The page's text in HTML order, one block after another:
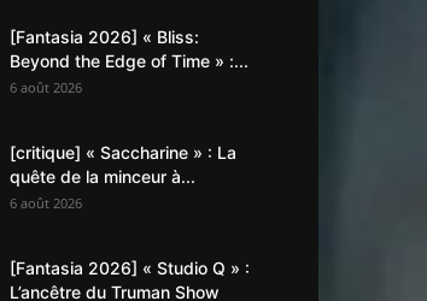
[Fantasia 2026] « Bliss:
Beyond the Edge of Time » :...
6 août 2026
[critique] « Saccharine » : La
quête de la minceur à...
6 août 2026
[Fantasia 2026] « Studio Q » :
L’ancêtre du Truman Show